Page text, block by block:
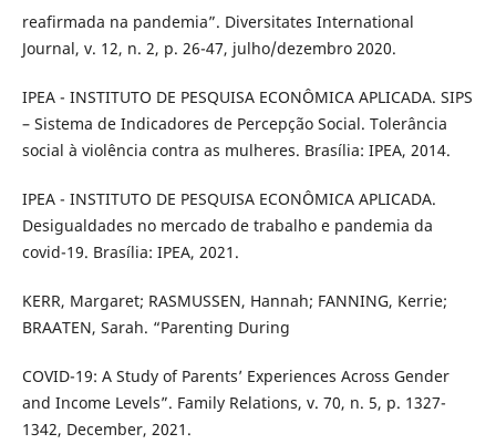
reafirmada na pandemia”. Diversitates International
Journal, v. 12, n. 2, p. 26-47, julho/dezembro 2020.
IPEA - INSTITUTO DE PESQUISA ECONÔMICA APLICADA. SIPS
– Sistema de Indicadores de Percepção Social. Tolerância
social à violência contra as mulheres. Brasília: IPEA, 2014.
IPEA - INSTITUTO DE PESQUISA ECONÔMICA APLICADA.
Desigualdades no mercado de trabalho e pandemia da
covid-19. Brasília: IPEA, 2021.
KERR, Margaret; RASMUSSEN, Hannah; FANNING, Kerrie;
BRAATEN, Sarah. “Parenting During
COVID-19: A Study of Parents’ Experiences Across Gender
and Income Levels”. Family Relations, v. 70, n. 5, p. 1327-
1342, December, 2021.